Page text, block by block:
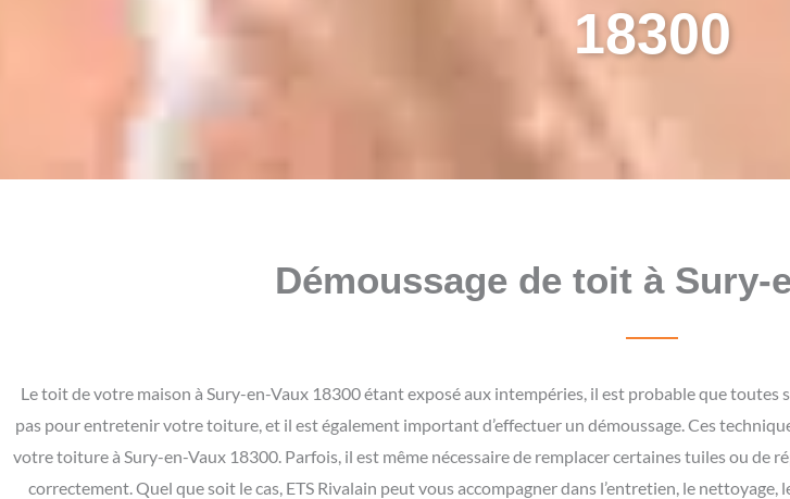
18300
Démoussage de toit à Sury-
Le toit de votre maison à Sury-en-Vaux 18300 étant exposé aux intempéries, il est probable que
pas pour entretenir votre toiture, et il est également important d’effectuer un démoussage. Ces
votre toiture à Sury-en-Vaux 18300. Parfois, il est même nécessaire de remplacer certaines tuiles ou
correctement. Quel que soit le cas, ETS Rivalain peut vous accompagner dans l’entretien, le